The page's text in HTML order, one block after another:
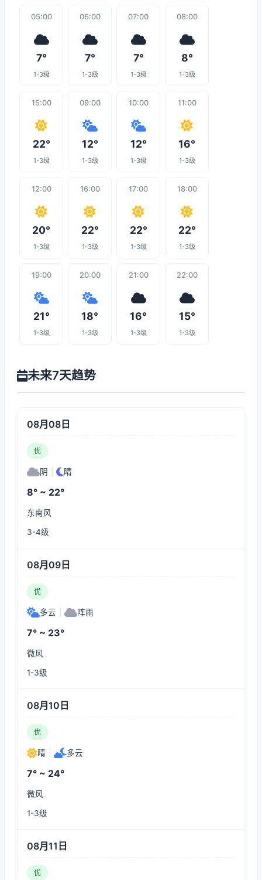
05:00
7°
1-3级
06:00
7°
1-3级
07:00
7°
1-3级
08:00
8°
1-3级
15:00
22°
1-3级
09:00
12°
1-3级
10:00
12°
1-3级
11:00
16°
1-3级
12:00
20°
1-3级
16:00
22°
1-3级
17:00
22°
1-3级
18:00
22°
1-3级
19:00
21°
1-3级
20:00
18°
1-3级
21:00
16°
1-3级
22:00
15°
1-3级
未来7天趋势
08月08日
优
阴 晴
8° ~ 22°
东南风
3-4级
08月09日
优
多云 阵雨
7° ~ 23°
微风
1-3级
08月10日
优
晴 多云
7° ~ 24°
微风
1-3级
08月11日
优